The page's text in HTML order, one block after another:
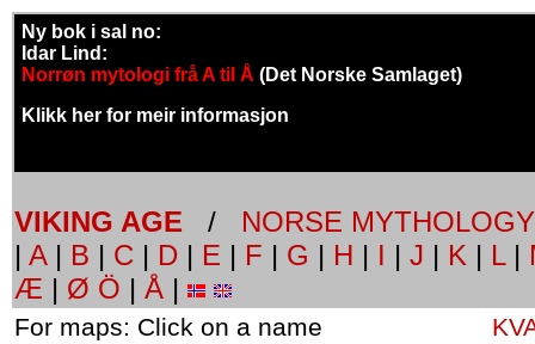
Ny bok i sal no:
Idar Lind:
Norrøn mytologi frå A til Å (Det Norske Samlaget)
Klikk her for meir informasjon
VIKING AGE / NORSE MYTHOLOGY
| A | B | C | D | E | F | G | H | I | J | K | L |
Æ | Ø Ö | Å |
For maps: Click on a name